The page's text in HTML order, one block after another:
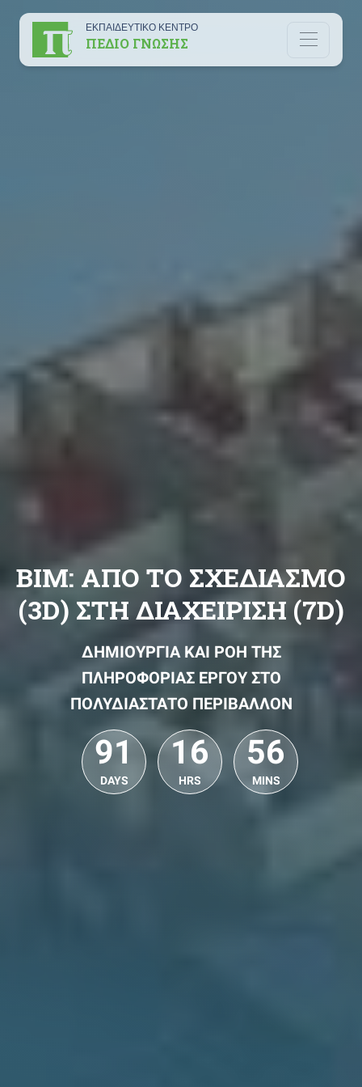
ΕΚΠΑΙΔΕΥΤΙΚΟ ΚΕΝΤΡΟ
ΠΕΔΙΟ ΓΝΩΣΗΣ
BIM: ΑΠΟ ΤΟ ΣΧΕΔΙΑΣΜΟ
(3D) ΣΤΗ ΔΙΑΧΕΙΡΙΣΗ (7D)
ΔΗΜΙΟΥΡΓΙΑ ΚΑΙ ΡΟΗ ΤΗΣ
ΠΛΗΡΟΦΟΡΙΑΣ ΕΡΓΟΥ ΣΤΟ
ΠΟΛΥΔΙΑΣΤΑΤΟ ΠΕΡΙΒΑΛΛΟΝ
91
DAYS
16
HRS
56
MINS